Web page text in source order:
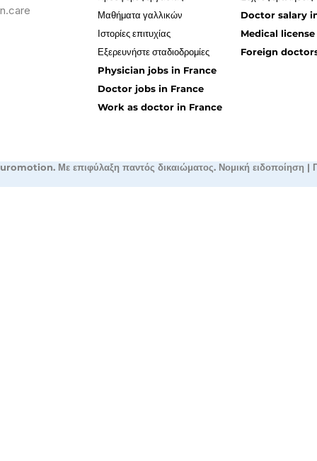
Μαθήματα γαλλικών
Ιστορίες επιτυχίας
Εξερευνήστε σταδιοδρομίες
Physician jobs in France
Doctor jobs in France
Work as doctor in France
Doctor salary
Medical
Foreign
Με επιφύλαξη παντός δικαιώματος. Νομική ειδοποίηση |